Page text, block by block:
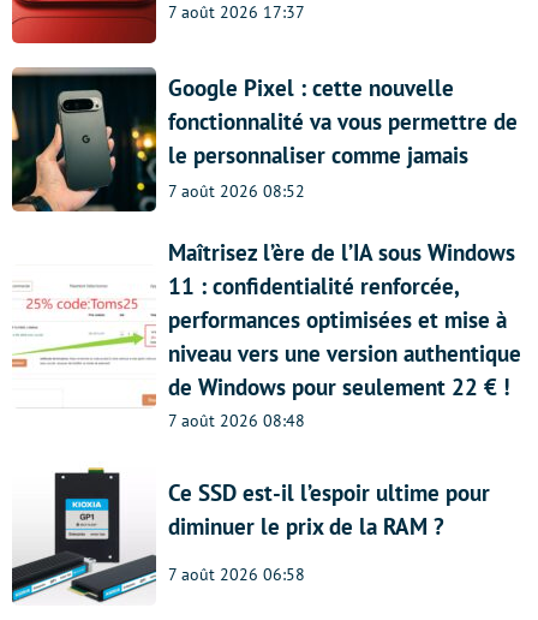
7 août 2026 17:37
Google Pixel : cette nouvelle
fonctionnalité va vous permettre de
le personnaliser comme jamais
7 août 2026 08:52
Maîtrisez l’ère de l’IA sous Windows
11 : confidentialité renforcée,
performances optimisées et mise à
niveau vers une version authentique
de Windows pour seulement 22 € !
7 août 2026 08:48
Ce SSD est-il l’espoir ultime pour
diminuer le prix de la RAM ?
7 août 2026 06:58